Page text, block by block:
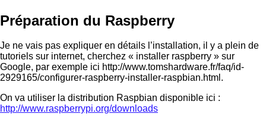
Préparation du Raspberry
Je ne vais pas expliquer en détails l’installation, il y a plein de
tutoriels sur internet, cherchez « installer raspberry » sur
Google, par exemple ici http://www.tomshardware.fr/faq/id-
2929165/configurer-raspberry-installer-raspbian.html.
On va utiliser la distribution Raspbian disponible ici :
http://www.raspberrypi.org/downloads